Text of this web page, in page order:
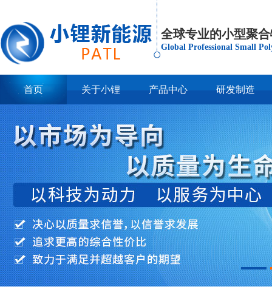
全球专业的小型聚
Global Professional Small
首页 关于小锂 产品中心 研发制造